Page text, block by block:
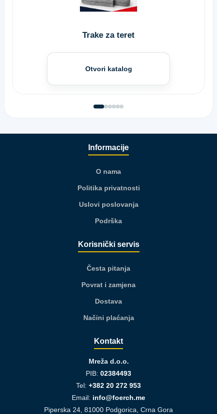
Trake za teret
Otvori katalog
Informacije
O nama
Politika privatnosti
Uslovi poslovanja
Podrška
Korisnički servis
Česta pitanja
Povrat i zamjena
Dostava
Načini plaćanja
Kontakt
Mreža d.o.o.
PIB: 02384493
Tel: +382 20 272 953
Email: info@foerch.me
Piperska 24, 81000 Podgorica, Crna Gora